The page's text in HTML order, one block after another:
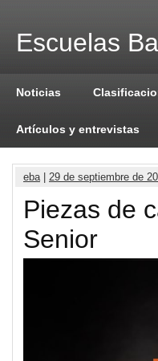
Escuelas
Noticias
Artículos y entrevistas
eba| 29 de septiembre de
Piezas de
Senior